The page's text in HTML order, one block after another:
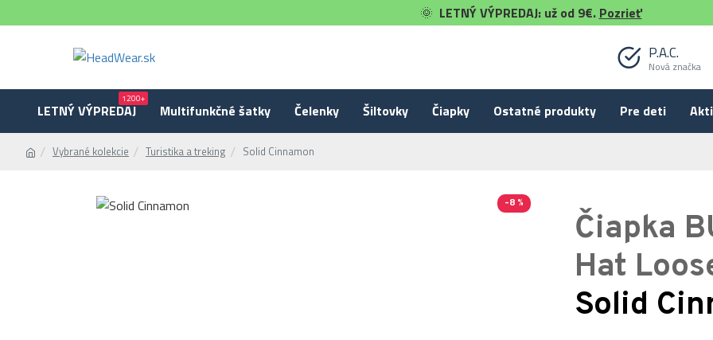
🌞 LETNÝ VÝPREDAJ: už od 9€. Pozrieť
P.A.C.
Nová značka
LETNÝ VÝPREDAJ
1200+
Multifunkčné šatky Čelenky Šiltovky Čiapky Ostatné produkty Pre deti
Vybrané kolekcie Turistika a treking Solid Cinnamon
-8 %
Čiapka
Hat
Solid